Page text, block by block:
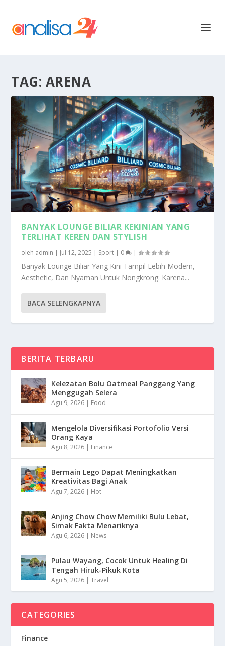
TAG: ARENA
BANYAK LOUNGE BILIAR KEKINIAN YANG
TERLIHAT KEREN DAN STYLISH
oleh admin | Jul 12, 2025 | Sport | 0 |
Banyak Lounge Biliar Yang Kini Tampil Lebih Modern,
Aesthetic, Dan Nyaman Untuk Nongkrong. Karena...
BACA SELENGKAPNYA
BERITA TERBARU
Kelezatan Bolu Oatmeal Panggang Yang
Menggugah Selera
Agu 9, 2026 | Food
Mengelola Diversifikasi Portofolio Versi
Orang Kaya
Agu 8, 2026 | Finance
Bermain Lego Dapat Meningkatkan
Kreativitas Bagi Anak
Agu 7, 2026 | Hot
Anjing Chow Chow Memiliki Bulu Lebat,
Simak Fakta Menariknya
Agu 6, 2026 | News
Pulau Wayang, Cocok Untuk Healing Di
Tengah Hiruk-Pikuk Kota
Agu 5, 2026 |Travel
CATEGORIES
Finance